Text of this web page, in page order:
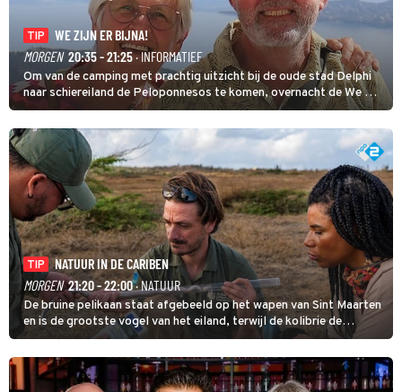
TIP
WE ZIJN ER BIJNA!
MORGEN 20:35 - 21:25· INFORMATIEF
Om van de camping met prachtig uitzicht bij de oude stad Delphi
naar schiereiland de Peloponnesos te komen, overnacht de We Zijn
er Bijna!-kampeergroep op een camping in Athene langs de
snelweg. Vooral Geert en Rina doen geen oog dicht.
TIP
NATUUR IN DE CARIBEN
MORGEN 21:20 - 22:00· NATUUR
De bruine pelikaan staat afgebeeld op het wapen van Sint Maarten
en is de grootste vogel van het eiland, terwijl de kolibrie de
kleinste is. In deze laatste aflevering van Natuur in de Cariben
bekijkt Natasja Gibbs beide bijzondere vogelsoorten.